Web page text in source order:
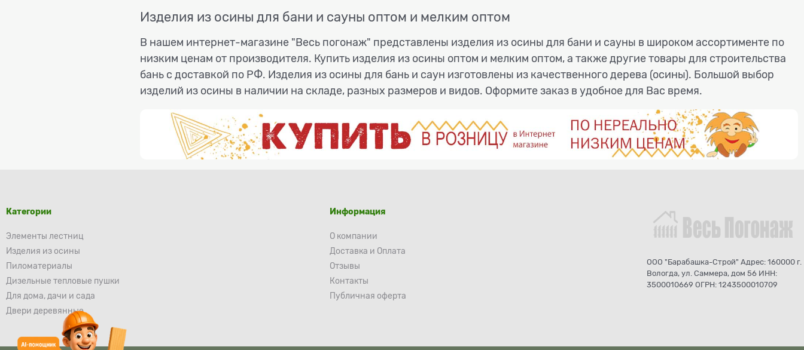
Изделия из осины для бани и сауны оптом и мелким оптом
В нашем интернет-магазине "Весь погонаж" представлены изделия из осины для бани и сауны в широком ассортименте по
низким ценам от производителя. Купить изделия из осины оптом и мелким оптом, а также другие товары для строительства
бань с доставкой по РФ. Изделия из осины для бань и саун изготовлены из качественного дерева (осины). Большой выбор
изделий из осины в наличии на складе, разных размеров и видов. Оформите заказ в удобное для Вас время.
Категории
Элементы лестниц
Изделия из осины
Пиломатериалы
Дизельные тепловые пушки
Для дома, дачи и сада
Двери деревянные
Информация
О компании
Доставка и Оплата
Отзывы
Контакты
Публичная оферта
ООО "Барабашка-Строй" Адрес: 160000 г.
Вологда, ул. Саммера, дом 56 ИНН:
3500010669 ОГРН: 1243500010709